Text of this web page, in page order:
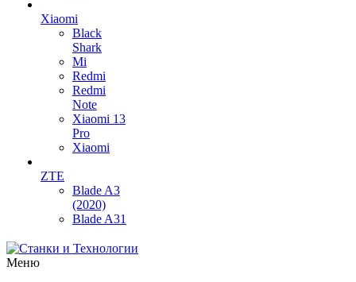
Xiaomi
Black
Shark
Mi
Redmi
Redmi
Note
Xiaomi 13
Pro
Xiaomi
ZTE
Blade A3
(2020)
Blade A31
Меню